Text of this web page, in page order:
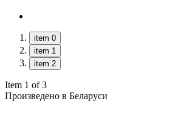
item 0
item 1
item 2
Item 1 of 3
Произведено в Беларуси